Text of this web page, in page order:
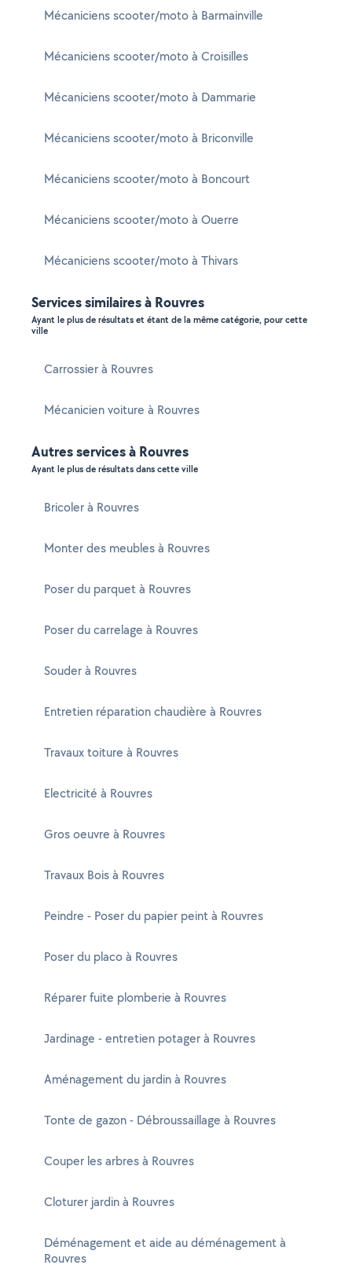
Mécaniciens scooter/moto à Barmainville
Mécaniciens scooter/moto à Croisilles
Mécaniciens scooter/moto à Dammarie
Mécaniciens scooter/moto à Briconville
Mécaniciens scooter/moto à Boncourt
Mécaniciens scooter/moto à Ouerre
Mécaniciens scooter/moto à Thivars
Services similaires à Rouvres
Ayant le plus de résultats et étant de la même catégorie, pour cette
ville
Carrossier à Rouvres
Mécanicien voiture à Rouvres
Autres services à Rouvres
Ayant le plus de résultats dans cette ville
Bricoler à Rouvres
Monter des meubles à Rouvres
Poser du parquet à Rouvres
Poser du carrelage à Rouvres
Souder à Rouvres
Entretien réparation chaudière à Rouvres
Travaux toiture à Rouvres
Electricité à Rouvres
Gros oeuvre à Rouvres
Travaux Bois à Rouvres
Peindre - Poser du papier peint à Rouvres
Poser du placo à Rouvres
Réparer fuite plomberie à Rouvres
Jardinage - entretien potager à Rouvres
Aménagement du jardin à Rouvres
Tonte de gazon - Débroussaillage à Rouvres
Couper les arbres à Rouvres
Cloturer jardin à Rouvres
Déménagement et aide au déménagement à
Rouvres